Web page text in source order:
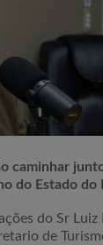
caminhar
do Estado do
do Sr Luiz
de